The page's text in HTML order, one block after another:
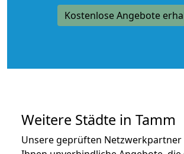
Kostenlose Angebote
Weitere Städte in Tamm
Unsere geprüften Netzwerkpartner